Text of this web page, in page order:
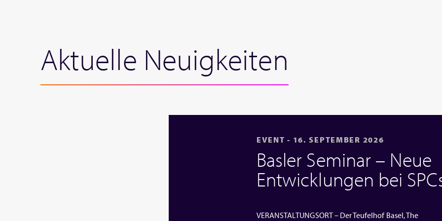
Aktuelle Neuigkeiten
EVENT - 16. SEPTEMBER 2026
Basler Seminar – Neue
Entwicklungen bei
VERANSTALTUNGSORT – Der Teufelhof Basel, The